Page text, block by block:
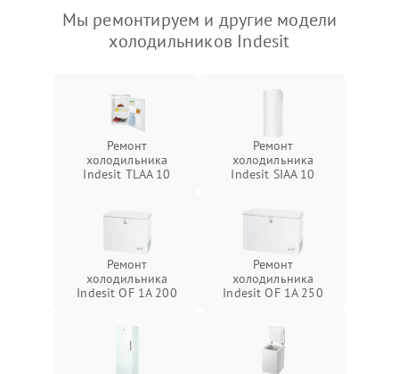
Мы ремонтируем и другие модели
холодильников Indesit
Ремонт
холодильника
Indesit TLAA 10
Ремонт
холодильника
Indesit SIAA 10
Ремонт
холодильника
Indesit OF 1A 200
Ремонт
холодильника
Indesit OF 1A 250